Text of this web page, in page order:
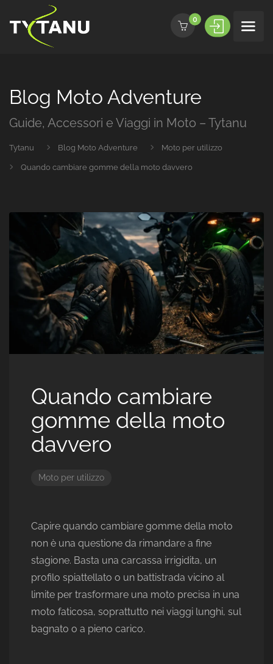
0
Blog Moto Adventure
Guide, Accessori e Viaggi in Moto – Tytanu
Tytanu Blog Moto Adventure Moto per utilizzo
Quando cambiare gomme della moto davvero
Quando cambiare
gomme della moto
davvero
Moto per utilizzo
Capire quando cambiare gomme della moto
non è una questione da rimandare a fine
stagione. Basta una carcassa irrigidita, un
profilo spiattellato o un battistrada vicino al
limite per trasformare una moto precisa in una
moto faticosa, soprattutto nei viaggi lunghi, sul
bagnato o a pieno carico.